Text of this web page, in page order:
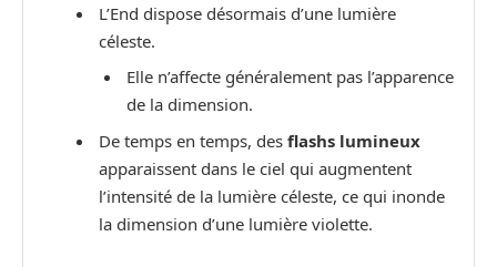
L’End dispose désormais d’une lumière
céleste.
Elle n’affecte généralement pas l’apparence
de la dimension.
De temps en temps, des flashs lumineux
apparaissent dans le ciel qui augmentent
l’intensité de la lumière céleste, ce qui inonde
la dimension d’une lumière violette.